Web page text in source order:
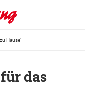
Hause"
das